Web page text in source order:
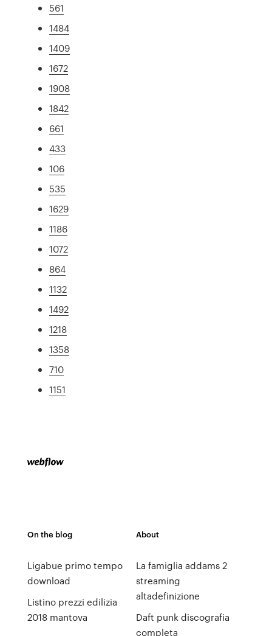
561
1484
1409
1672
1908
1842
661
433
106
535
1629
1186
1072
864
1132
1492
1218
1358
710
1151
On the blog
Ligabue primo tempo
download
Listino prezzi edilizia
2018 mantova
About
La famiglia addams 2
streaming
altadefinizione
Daft punk discografia
completa